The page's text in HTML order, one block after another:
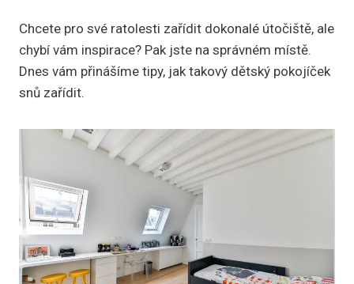
Chcete pro své ratolesti zařídit dokonalé útočiště, ale
chybí vám inspirace? Pak jste na správném místě.
Dnes vám přinášíme tipy, jak takový dětský pokojíček
snů zařídit.